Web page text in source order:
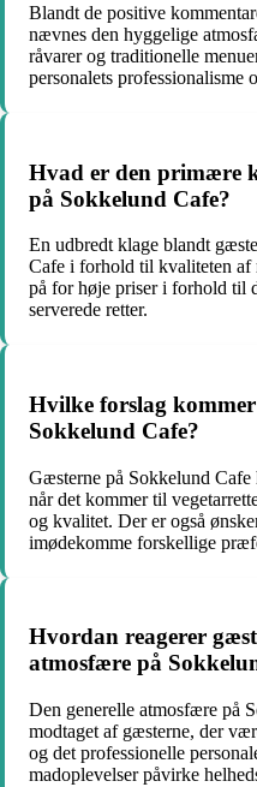
Blandt de positive
nævnes den hyggelige
råvarer og traditionelle
personalets professionalisme
Hvad er den primære
på Sokkelund Cafe?
En udbredt klage blandt
Cafe i forhold til kvaliteten af
på for høje priser i forhold til
serverede retter.
Hvilke forslag
Sokkelund Cafe?
Gæsterne på Sokkelund
når det kommer til
og kvalitet. Der er også
imødekomme forskellige
Hvordan reagerer
atmosfære på
Den generelle atmosfære på
modtaget af gæsterne, der
og det professionelle
madoplevelser påvirke